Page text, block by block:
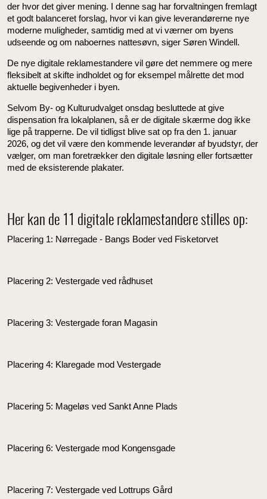
der hvor det giver mening. I denne sag har forvaltningen fremlagt
et godt balanceret forslag, hvor vi kan give leverandørerne nye
moderne muligheder, samtidig med at vi værner om byens
udseende og om naboernes nattesøvn, siger Søren Windell.
De nye digitale reklamestandere vil gøre det nemmere og mere
fleksibelt at skifte indholdet og for eksempel målrette det mod
aktuelle begivenheder i byen.
Selvom By- og Kulturudvalget onsdag besluttede at give
dispensation fra lokalplanen, så er de digitale skærme dog ikke
lige på trapperne. De vil tidligst blive sat op fra den 1. januar
2026, og det vil være den kommende leverandør af byudstyr, der
vælger, om man foretrækker den digitale løsning eller fortsætter
med de eksisterende plakater.
Her kan de 11 digitale reklamestandere stilles op:
Placering 1: Nørregade - Bangs Boder ved Fisketorvet
Placering 2: Vestergade ved rådhuset
Placering 3: Vestergade foran Magasin
Placering 4: Klaregade mod Vestergade
Placering 5: Mageløs ved Sankt Anne Plads
Placering 6: Vestergade mod Kongensgade
Placering 7: Vestergade ved Lottrups Gård